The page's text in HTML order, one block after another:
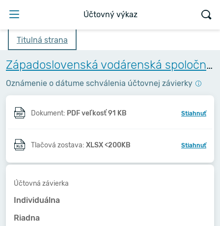
Účtovný výkaz
Titulná strana
Západoslovenská vodárenská spoločnosť, a.s.
Oznámenie o dátume schválenia účtovnej závierky
Dokument: PDF veľkosť 91 KB Stiahnuť
Tlačová zostava: XLSX <200KB Stiahnuť
Účtovná závierka
Individuálna
Riadna